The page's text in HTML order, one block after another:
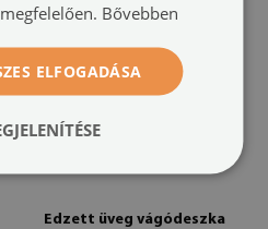
Edzett üveg vágódeszka
Bővebben
ELFOGADÁSA